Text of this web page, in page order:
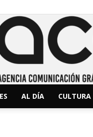
AL DÍA CULTURA